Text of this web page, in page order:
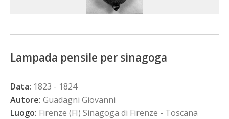
Lampada pensile per sinagoga
Data: 1823 - 1824
Autore: Guadagni Giovanni
Luogo: Firenze (FI) Sinagoga di Firenze - Toscana